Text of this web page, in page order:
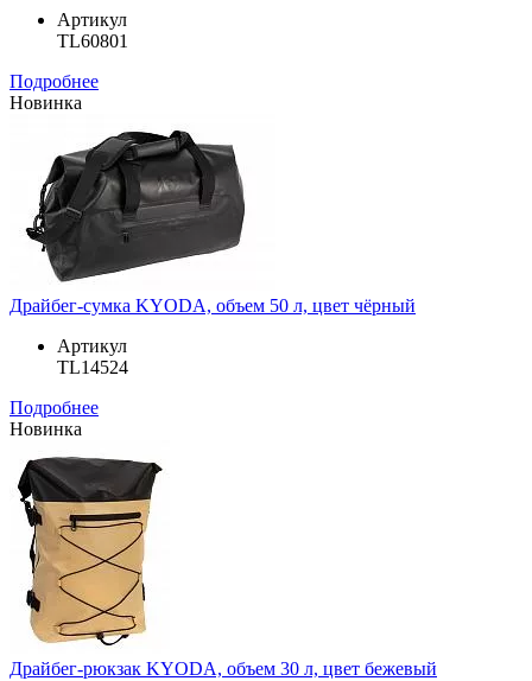
Артикул
TL60801
Подробнее
Новинка
Драйбег-сумка KYODA, объем 50 л, цвет чёрный
Артикул
TL14524
Подробнее
Новинка
Драйбег-рюкзак KYODA, объем 30 л, цвет бежевый